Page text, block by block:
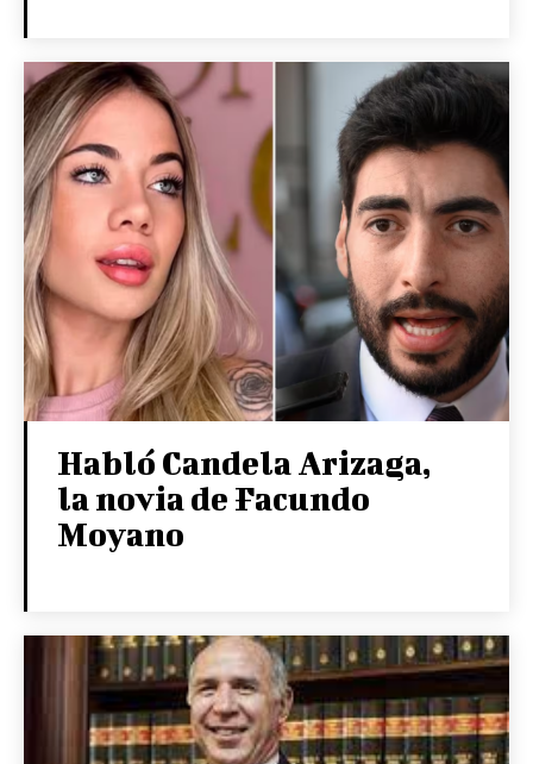
Habló Candela Arizaga,
la novia de Facundo
Moyano